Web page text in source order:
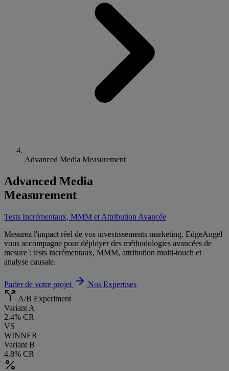
Advanced Media Measurement
Advanced Media
Measurement
Tests Incrémentaux, MMM et Attribution Avancée
Mesurez l'impact réel de vos investissements marketing. EdgeAngel
vous accompagne pour déployer des méthodologies avancées de
mesure : tests incrémentaux, MMM, attribution multi-touch et
analyse causale.
Parler de votre projet
Nos Expertises
A/B Experiment
Variant A
2.4% CR
VS
WINNER
Variant B
4.8% CR